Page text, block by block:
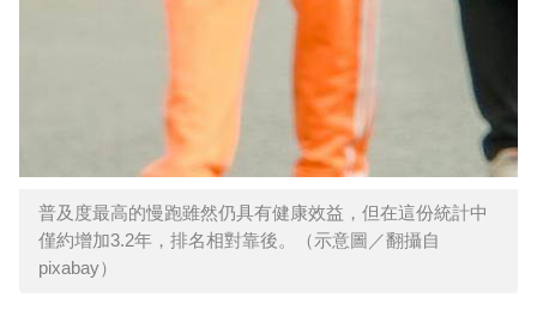
普及度最高的慢跑雖然仍具有健康效益，但在這份統計中
僅約增加3.2年，排名相對靠後。（示意圖／翻攝自
pixabay）